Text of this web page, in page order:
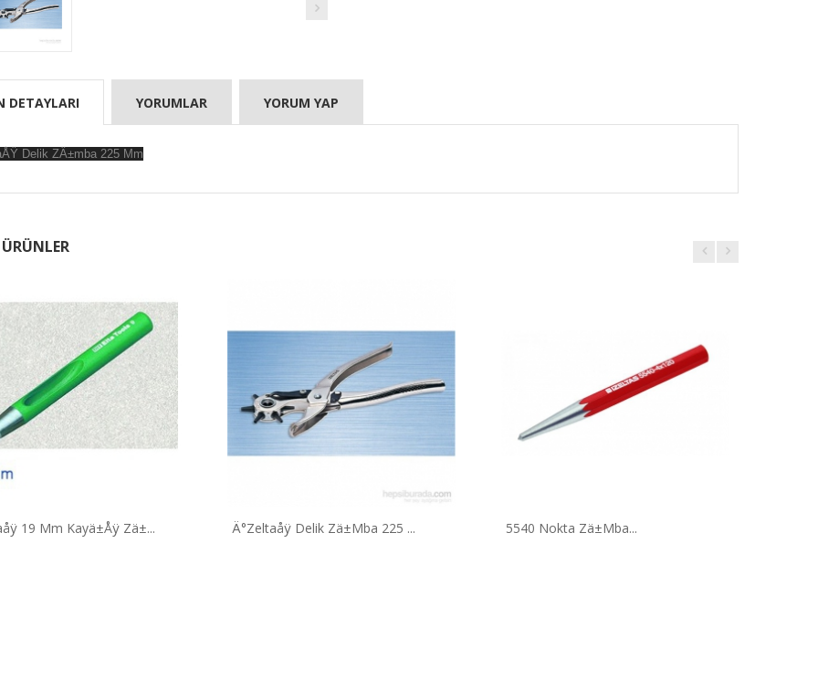
DETAYLARI YORUMLAR YORUM YAP
Delik ZÄ±mba 225 Mm
19 Mm Kayä±Åÿ Zä±... Ä°Zeltaåÿ Delik Zä±Mba 225 ... 5540 Nokta Zä±Mba...